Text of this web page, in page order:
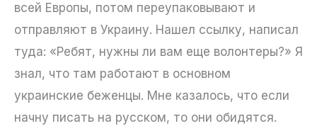
всей Европы, потом переупаковывают и
отправляют в Украину. Нашел ссылку, написал
туда: «Ребят, нужны ли вам еще волонтеры?» Я
знал, что там работают в основном
украинские беженцы. Мне казалось, что если
начну писать на русском, то они обидятся.